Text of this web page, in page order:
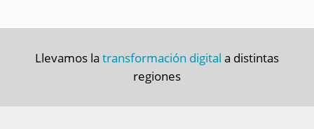
Llevamos la transformación digital a distintas
regiones